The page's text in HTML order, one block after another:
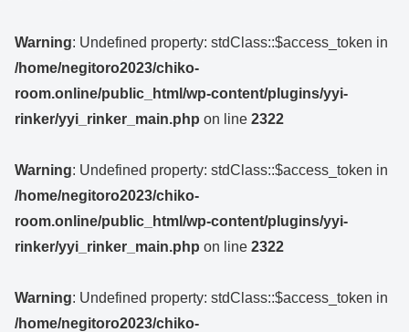
Warning: Undefined property: stdClass::$access_token in
/home/negitoro2023/chiko-
room.online/public_html/wp-content/plugins/yyi-
rinker/yyi_rinker_main.php on line 2322
Warning: Undefined property: stdClass::$access_token in
/home/negitoro2023/chiko-
room.online/public_html/wp-content/plugins/yyi-
rinker/yyi_rinker_main.php on line 2322
Warning: Undefined property: stdClass::$access_token in
/home/negitoro2023/chiko-